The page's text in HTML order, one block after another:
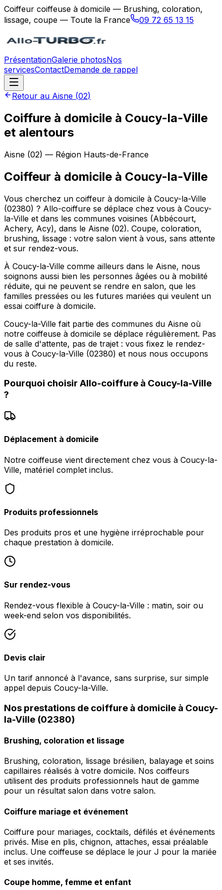
Coiffeur coiffeuse à domicile — Brushing, coloration,
lissage, coupe — Toute la France
09 72 65 13 15
PrésentationGalerie photosNos
servicesContactDemande de rappel
Retour au Aisne (02)
Coiffure à domicile à Coucy-la-Ville
et alentours
Aisne (02) — Région Hauts-de-France
Coiffeur à domicile à Coucy-la-Ville
Vous cherchez un coiffeur à domicile à Coucy-la-Ville
(02380) ? Allo-coiffure se déplace chez vous à Coucy-
la-Ville et dans les communes voisines (Abbécourt,
Achery, Acy), dans le Aisne (02). Coupe, coloration,
brushing, lissage : votre salon vient à vous, sans attente
et sur rendez-vous.
À Coucy-la-Ville comme ailleurs dans le Aisne, nous
soignons aussi bien les personnes âgées ou à mobilité
réduite, qui ne peuvent se rendre en salon, que les
familles pressées ou les futures mariées qui veulent un
essai coiffure à domicile.
Coucy-la-Ville fait partie des communes du Aisne où
notre coiffeuse à domicile se déplace régulièrement. Pas
de salle d'attente, pas de trajet : vous fixez le rendez-
vous à Coucy-la-Ville (02380) et nous nous occupons
du reste.
Pourquoi choisir Allo-coiffure à Coucy-la-Ville
?
Déplacement à domicile
Notre coiffeuse vient directement chez vous à Coucy-la-
Ville, matériel complet inclus.
Produits professionnels
Des produits pros et une hygiène irréprochable pour
chaque prestation à domicile.
Sur rendez-vous
Rendez-vous flexible à Coucy-la-Ville : matin, soir ou
week-end selon vos disponibilités.
Devis clair
Un tarif annoncé à l'avance, sans surprise, sur simple
appel depuis Coucy-la-Ville.
Nos prestations de coiffure à domicile à Coucy-
la-Ville (02380)
Brushing, coloration et lissage
Brushing, coloration, lissage brésilien, balayage et soins
capillaires réalisés à votre domicile. Nos coiffeurs
utilisent des produits professionnels haut de gamme
pour un résultat salon dans votre salon.
Coiffure mariage et événement
Coiffure pour mariages, cocktails, défilés et événements
privés. Mise en plis, chignon, attaches, essai préalable
inclus. Une coiffeuse se déplace le jour J pour la mariée
et ses invités.
Coupe homme, femme et enfant